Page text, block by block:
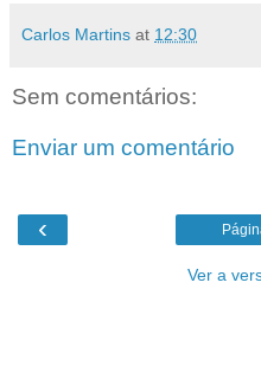
Carlos Martins at 12:30
Sem comentários:
Enviar um comentário
‹
Ver a